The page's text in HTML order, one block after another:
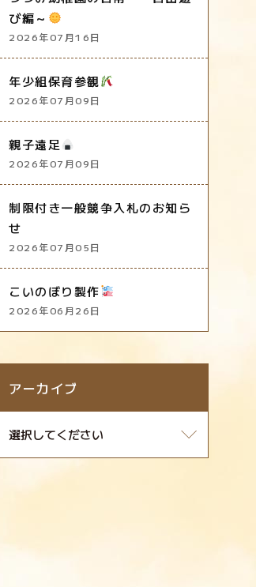
び編～
2026年07月16日
年少組保育参観
2026年07月09日
親子遠足
2026年07月09日
制限付き一般競争入札のお知ら
せ
2026年07月05日
こいのぼり製作
2026年06月26日
アーカイブ